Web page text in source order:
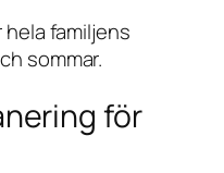
hela familjens
sommar.
för